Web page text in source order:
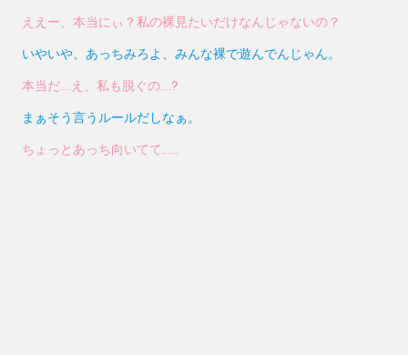
ええー、本当にぃ？私の裸見たいだけなんじゃないの？
いやいや、あっちみろよ、みんな裸で遊んでんじゃん。
本当だ….え、私も脱ぐの….?
まぁそう言うルールだしなぁ。
ちょっとあっち向いてて……